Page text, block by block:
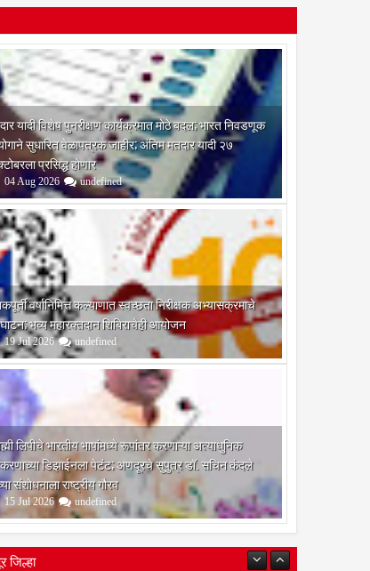
यादी विशेष पुनरीक्षण कार्यक्रमात मोठे बदल; भारत निवडणूक
सुधारित वेळापत्रक जाहीर; अंतिम मतदार यादी २७
प्रसिद्ध होणार
04 Aug 2026 undefined
वर्षानिमित्त कल्याणात स्वच्छता निरीक्षक अभ्यासक्रमाचे
भव्य महारक्तदान शिबिराचेही आयोजन
19 Jul 2026 undefined
लिपीचे भारतीय भाषांमध्ये रूपांतर करणाऱ्या अत्याधुनिक
डिझाईनला पेटंट; अणदूरचे सुपुत्र डॉ. सचिन कंदले
संशोधनाला राष्ट्रीय गौरव
15 Jul 2026 undefined
जिल्हा